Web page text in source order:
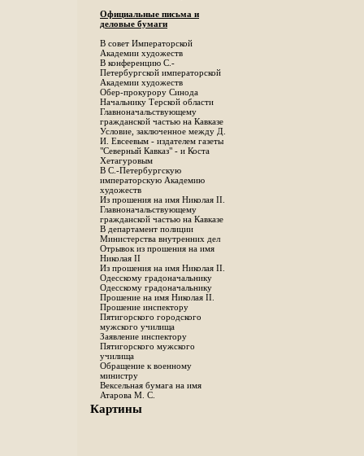
Официальные письма и
деловые бумаги
В совет Императорской
Академии художеств
В конференцию С.-
Петербургской императорской
Академии художеств
Обер-прокурору Синода
Начальнику Терской области
Главноначальствующему
гражданской частью на Кавказе
Условие, заключенное между Д.
И. Евсеевым - издателем газеты
"Северный Кавказ" - и Коста
Хетагуровым
В С.-Петербургскую
императорскую Академию
художеств
Из прошения на имя Николая II.
Главноначальствующему
гражданской частью на Кавказе
В департамент полиции
Министерства внутренних дел
Отрывок из прошения на имя
Николая II
Из прошения на имя Николая II.
Одесскому градоначальнику
Одесскому градоначальнику
Прошение на имя Николая II.
Прошение инспектору
Пятигорского городского
мужского училища
Заявление инспектору
Пятигорского мужского
училища
Обращение к военному
министру
Вексельная бумага на имя
Атарова М. С.
Картины